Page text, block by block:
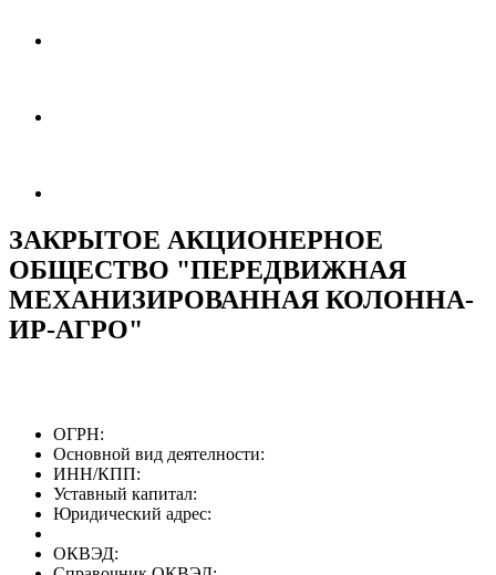
ЗАКРЫТОЕ АКЦИОНЕРНОЕ
ОБЩЕСТВО "ПЕРЕДВИЖНАЯ
МЕХАНИЗИРОВАННАЯ КОЛОННА-
ИР-АГРО"
ОГРН:
Основной вид деятелности:
ИНН/КПП:
Уставный капитал:
Юридический адрес:
ОКВЭД: